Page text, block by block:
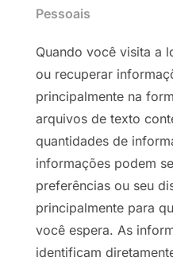
Pessoais
Quando você visita a
ou recuperar
principalmente na
arquivos de texto
quantidades de
informações podem
preferências ou seu
principalmente para
você espera. As
identificam